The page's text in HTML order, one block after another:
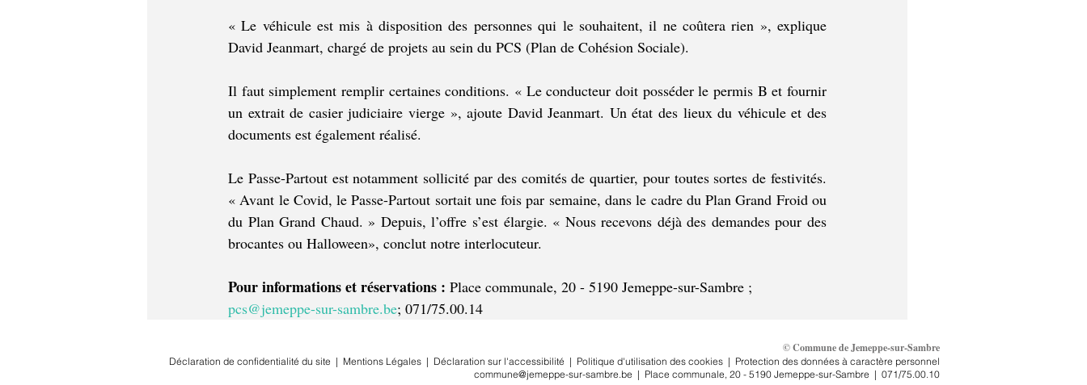
« Le véhicule est mis à disposition des personnes qui le souhaitent, il ne coûtera rien », explique
David Jeanmart, chargé de projets au sein du PCS (Plan de Cohésion Sociale).
Il faut simplement remplir certaines conditions. « Le conducteur doit posséder le permis B et fournir
un extrait de casier judiciaire vierge », ajoute David Jeanmart. Un état des lieux du véhicule et des
documents est également réalisé.
Le Passe-Partout est notamment sollicité par des comités de quartier, pour toutes sortes de festivités.
« Avant le Covid, le Passe-Partout sortait une fois par semaine, dans le cadre du Plan Grand Froid ou
du Plan Grand Chaud. » Depuis, l’offre s’est élargie. « Nous recevons déjà des demandes pour des
brocantes ou Halloween», conclut notre interlocuteur.
Pour informations et réservations : Place communale, 20 - 5190 Jemeppe-sur-Sambre ;
pcs@jemeppe-sur-sambre.be; 071/75.00.14
© Commune de Jemeppe-sur-Sambre
Déclaration de confidentialité du site | Mentions Légales | Déclaration sur l'accessibilité | Politique d'utilisation des cookies | Protection des données à caractère personnel
commune@jemeppe-sur-sambre.be | Place communale, 20 - 5190 Jemeppe-sur-Sambre | 071/75.00.10